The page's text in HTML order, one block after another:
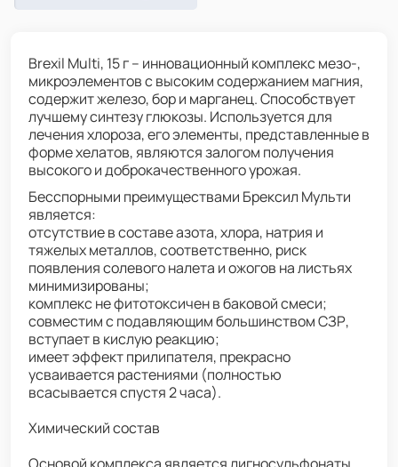
Brexil Multi, 15 г – инновационный комплекс мезо-,
микроэлементов с высоким содержанием магния,
содержит железо, бор и марганец. Способствует
лучшему синтезу глюкозы. Используется для
лечения хлороза, его элементы, представленные в
форме хелатов, являются залогом получения
высокого и доброкачественного урожая.
Бесспорными преимуществами Брексил Мульти
является:
отсутствие в составе азота, хлора, натрия и
тяжелых металлов, соответственно, риск
появления солевого налета и ожогов на листьях
минимизированы;
комплекс не фитотоксичен в баковой смеси;
совместим с подавляющим большинством СЗР,
вступает в кислую реакцию;
имеет эффект прилипателя, прекрасно
усваивается растениями (полностью
всасывается спустя 2 часа).
Химический состав